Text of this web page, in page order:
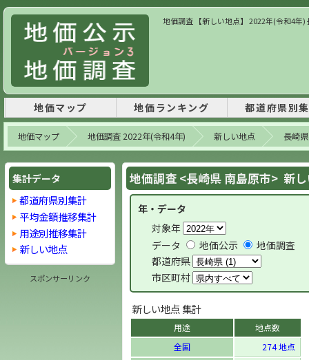
地価調査 【新しい地点】 2022年(令和4年
地価マップ 地価ランキング 都道府県別
地価マップ 地価調査 2022年(令和4年) 新しい地点 長崎県
地価調査 <長崎県 南島原市> 新
年・データ
対象年
データ
地価公示
地価調査
都道府県
市区町村
新しい地点 集計
用途
地点数
全国
274 地点
集計データ
都道府県別集計
平均金額推移集計
用途別推移集計
新しい地点
スポンサーリンク